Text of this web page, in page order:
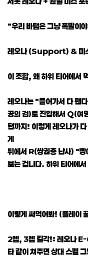
"우리 바텀은 그냥 폭발이
레오나 (Support) & 미
이 조합, 왜 하위 티어에서
레오나는 "들어가서 다 팬
공의 검)로 진입해서 Q(여
턴까지! 이렇게 레오나가
게
뒤에서 R(쌍권총 난사) "빵
보는 겁니다. 하위 티어에
이렇게 써먹어봐! (플레이
2렙, 3렙 킬각!: 레오나 E-
타 같이 쳐주면 상대 스펠